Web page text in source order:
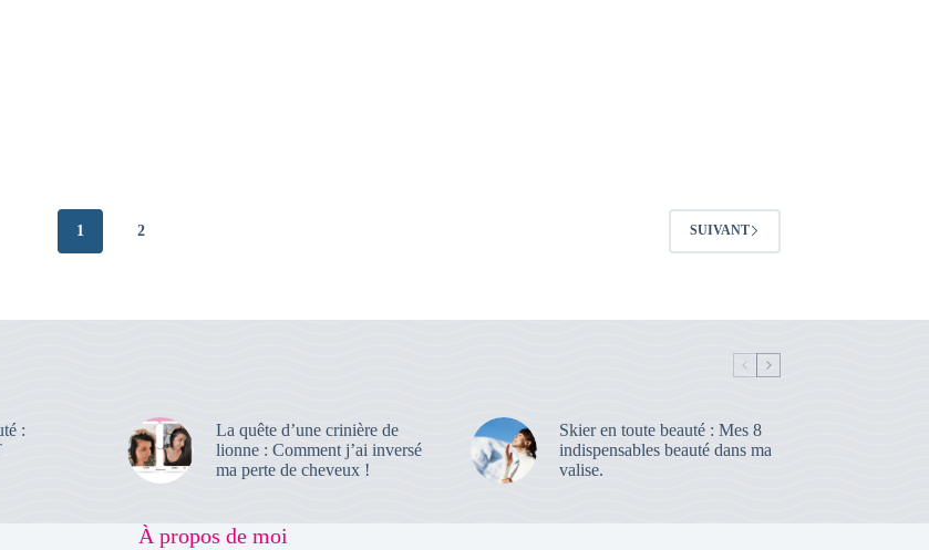
1 2 SUIVANT
:
La quête d’une crinière de
lionne : Comment j’ai inversé
ma perte de cheveux !
Skier en toute beauté : Mes 8
indispensables beauté dans ma
valise.
À propos de moi